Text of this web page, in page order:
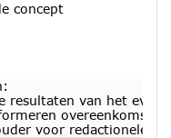
concept
resultaten van het
voor redactionele